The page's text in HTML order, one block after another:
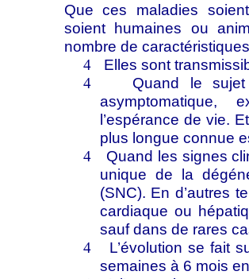
Que ces maladies
soient humaines ou
nombre de
4 Elles sont
4
Quand le
l’espérance de vie.
plus longue connue
4
Quand les signes
unique de la
(SNC). En d’autres
cardiaque ou
sauf dans de rares
4
L’évolution se fait
semaines à 6 mois